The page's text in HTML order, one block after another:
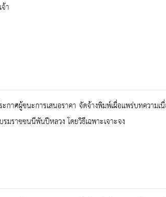
า
กาศผู้ชนะการเสนอราคา จัดจ้างพิมพ์เผื่อเเพร่บทความ
ราชชนนีพันปีหลวง โดยวิธีเฉพาะเจาะจง